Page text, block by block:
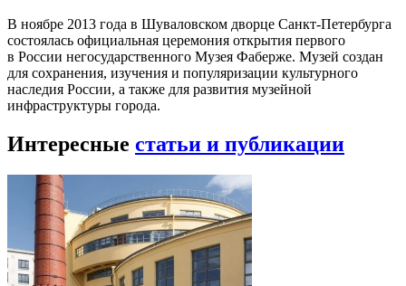
В ноябре 2013 года в Шуваловском дворце Санкт-Петербурга
состоялась официальная церемония открытия первого
в России негосударственного Музея Фаберже. Музей создан
для сохранения, изучения и популяризации культурного
наследия России, а также для развития музейной
инфраструктуры города.
Интересные статьи и публикации